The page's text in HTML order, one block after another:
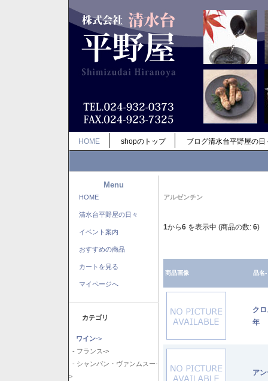
HOME shopのトップ ブログ清水台平野屋の日
Menu
HOME
清水台平野屋の日々
イベント案内
おすすめの商品
カートを見る
マイページへ
カテゴリ
ワイン->
- フランス->
- シャンパン・ヴァンムスー-
>
アルゼンチン
1から6 を表示中 (商品の数: 6)
商品画像 品名-
ク
年
ア